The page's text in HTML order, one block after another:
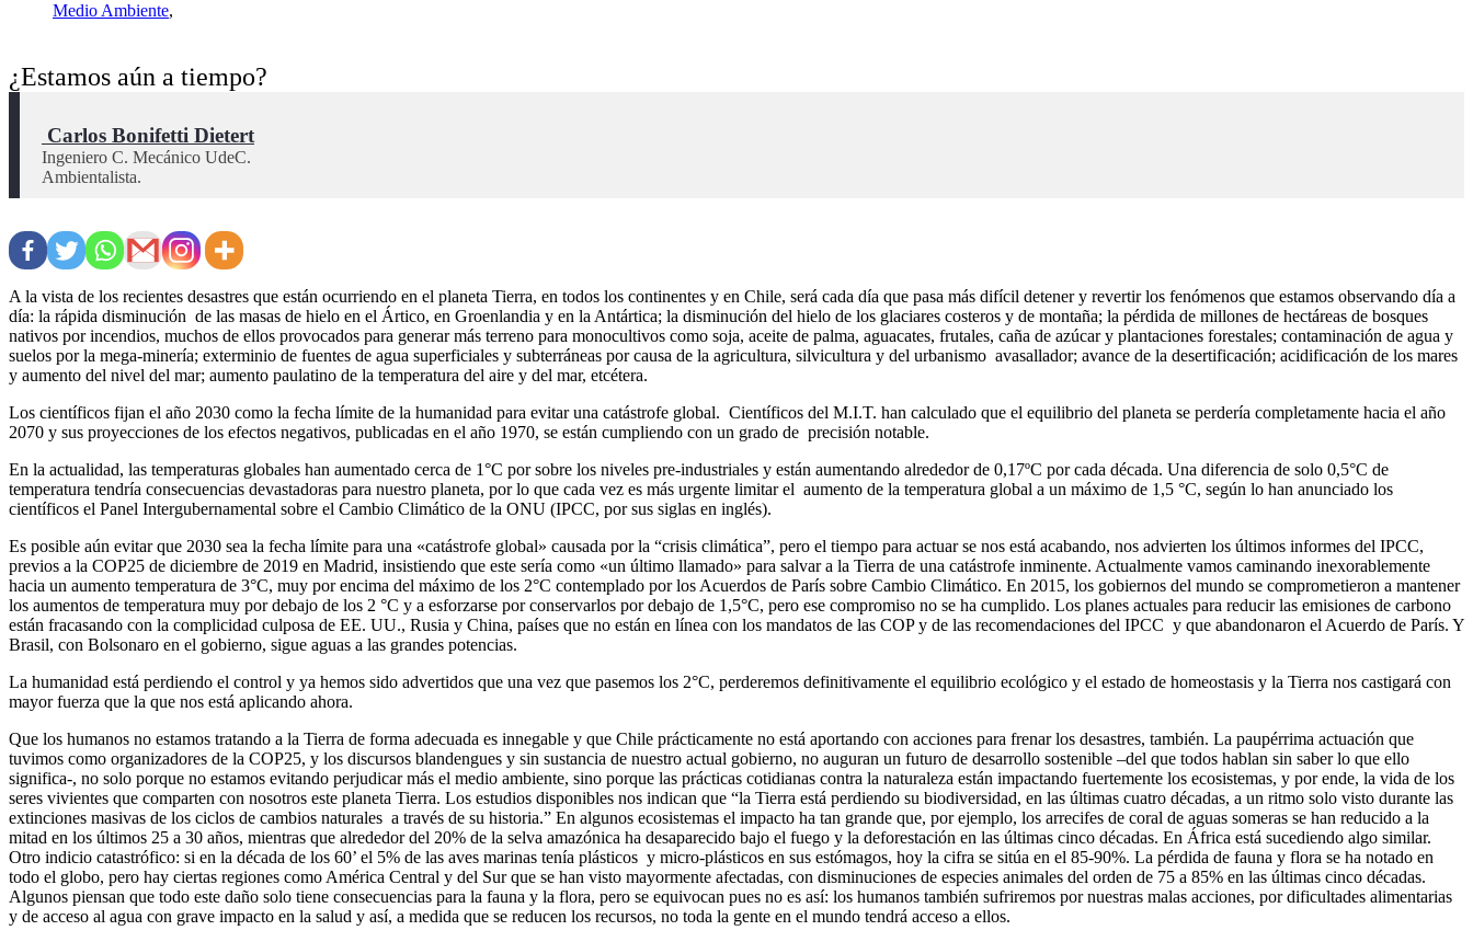
Medio Ambiente,
¿Estamos aún a tiempo?
Carlos Bonifetti Dietert
Ingeniero C. Mecánico UdeC.
Ambientalista.
A la vista de los recientes desastres que están ocurriendo en el planeta Tierra, en todos los continentes y en Chile, será cada día que pasa más difícil detener y revertir los fenómenos que estamos observando día a
día: la rápida disminución de las masas de hielo en el Ártico, en Groenlandia y en la Antártica; la disminución del hielo de los glaciares costeros y de montaña; la pérdida de millones de hectáreas de bosques
nativos por incendios, muchos de ellos provocados para generar más terreno para monocultivos como soja, aceite de palma, aguacates, frutales, caña de azúcar y plantaciones forestales; contaminación de agua y
suelos por la mega-minería; exterminio de fuentes de agua superficiales y subterráneas por causa de la agricultura, silvicultura y del urbanismo avasallador; avance de la desertificación; acidificación de los mares
y aumento del nivel del mar; aumento paulatino de la temperatura del aire y del mar, etcétera.
Los científicos fijan el año 2030 como la fecha límite de la humanidad para evitar una catástrofe global. Científicos del M.I.T. han calculado que el equilibrio del planeta se perdería completamente hacia el año
2070 y sus proyecciones de los efectos negativos, publicadas en el año 1970, se están cumpliendo con un grado de precisión notable.
En la actualidad, las temperaturas globales han aumentado cerca de 1°C por sobre los niveles pre-industriales y están aumentando alrededor de 0,17ºC por cada década. Una diferencia de solo 0,5°C de
temperatura tendría consecuencias devastadoras para nuestro planeta, por lo que cada vez es más urgente limitar el aumento de la temperatura global a un máximo de 1,5 °C, según lo han anunciado los
científicos el Panel Intergubernamental sobre el Cambio Climático de la ONU (IPCC, por sus siglas en inglés).
Es posible aún evitar que 2030 sea la fecha límite para una «catástrofe global» causada por la “crisis climática”, pero el tiempo para actuar se nos está acabando, nos advierten los últimos informes del IPCC,
previos a la COP25 de diciembre de 2019 en Madrid, insistiendo que este sería como «un último llamado» para salvar a la Tierra de una catástrofe inminente. Actualmente vamos caminando inexorablemente
hacia un aumento temperatura de 3°C, muy por encima del máximo de los 2°C contemplado por los Acuerdos de París sobre Cambio Climático. En 2015, los gobiernos del mundo se comprometieron a mantener
los aumentos de temperatura muy por debajo de los 2 °C y a esforzarse por conservarlos por debajo de 1,5°C, pero ese compromiso no se ha cumplido. Los planes actuales para reducir las emisiones de carbono
están fracasando con la complicidad culposa de EE. UU., Rusia y China, países que no están en línea con los mandatos de las COP y de las recomendaciones del IPCC y que abandonaron el Acuerdo de París. Y
Brasil, con Bolsonaro en el gobierno, sigue aguas a las grandes potencias.
La humanidad está perdiendo el control y ya hemos sido advertidos que una vez que pasemos los 2°C, perderemos definitivamente el equilibrio ecológico y el estado de homeostasis y la Tierra nos castigará con
mayor fuerza que la que nos está aplicando ahora.
Que los humanos no estamos tratando a la Tierra de forma adecuada es innegable y que Chile prácticamente no está aportando con acciones para frenar los desastres, también. La paupérrima actuación que
tuvimos como organizadores de la COP25, y los discursos blandengues y sin sustancia de nuestro actual gobierno, no auguran un futuro de desarrollo sostenible –del que todos hablan sin saber lo que ello
significa-, no solo porque no estamos evitando perjudicar más el medio ambiente, sino porque las prácticas cotidianas contra la naturaleza están impactando fuertemente los ecosistemas, y por ende, la vida de los
seres vivientes que comparten con nosotros este planeta Tierra. Los estudios disponibles nos indican que “la Tierra está perdiendo su biodiversidad, en las últimas cuatro décadas, a un ritmo solo visto durante las
extinciones masivas de los ciclos de cambios naturales a través de su historia.” En algunos ecosistemas el impacto ha tan grande que, por ejemplo, los arrecifes de coral de aguas someras se han reducido a la
mitad en los últimos 25 a 30 años, mientras que alrededor del 20% de la selva amazónica ha desaparecido bajo el fuego y la deforestación en las últimas cinco décadas. En África está sucediendo algo similar.
Otro indicio catastrófico: si en la década de los 60’ el 5% de las aves marinas tenía plásticos y micro-plásticos en sus estómagos, hoy la cifra se sitúa en el 85-90%. La pérdida de fauna y flora se ha notado en
todo el globo, pero hay ciertas regiones como América Central y del Sur que se han visto mayormente afectadas, con disminuciones de especies animales del orden de 75 a 85% en las últimas cinco décadas.
Algunos piensan que todo este daño solo tiene consecuencias para la fauna y la flora, pero se equivocan pues no es así: los humanos también sufriremos por nuestras malas acciones, por dificultades alimentarias
y de acceso al agua con grave impacto en la salud y así, a medida que se reducen los recursos, no toda la gente en el mundo tendrá acceso a ellos.